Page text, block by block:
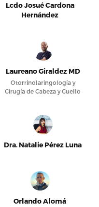
Lcdo Josué Cardona
Hernández
Laureano Giraldez MD
Otorrinolaringología y
Cirugía de Cabeza y Cuello
Dra. Natalie Pérez Luna
Orlando Alomá